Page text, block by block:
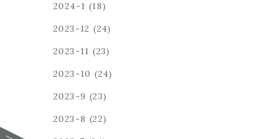
2024-1 (18)
2023-12 (24)
2023-11 (23)
2023-10 (24)
2023-9 (23)
2023-8 (22)